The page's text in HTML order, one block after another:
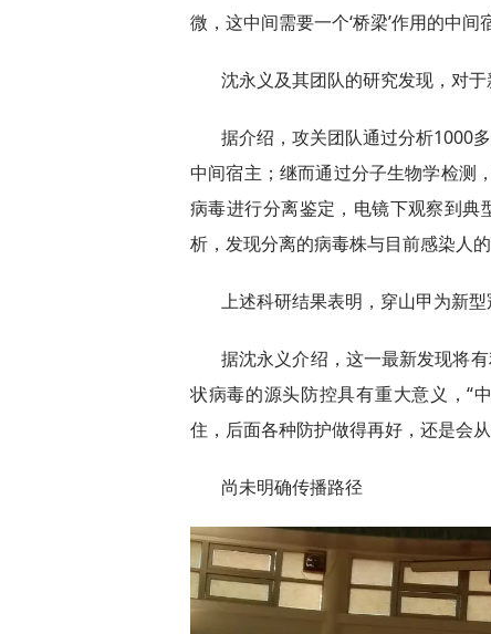
微，这中间需要一个‘桥梁’作用的中间
沈永义及其团队的研究发现，对于
据介绍，攻关团队通过分析1000
中间宿主；继而通过分子生物学检测
病毒进行分离鉴定，电镜下观察到
析，发现分离的病毒株与目前感染人
上述科研结果表明，穿山甲为新型
据沈永义介绍，这一最新发现将
状病毒的源头防控具有重大意义，“
住，后面各种防护做得再好，还是会
尚未明确传播路径